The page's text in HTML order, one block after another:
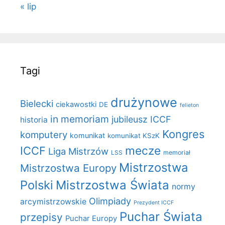
« lip
Tagi
Bielecki ciekawostki DE drużynowe felieton
historia in memoriam jubileusz ICCF
komputery komunikat komunikat KSzK Kongres
ICCF Liga Mistrzów LSS mecze memoriał
Mistrzostwa Europy Mistrzostwa
Polski Mistrzostwa Świata normy
arcymistrzowskie Olimpiady Prezydent ICCF
przepisy Puchar Europy Puchar Świata